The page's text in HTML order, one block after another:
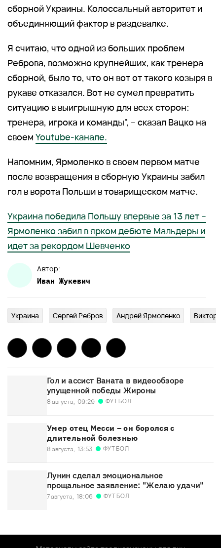
сборной Украины. Колоссальный авторитет и
объединяющий фактор в раздевалке.
Я считаю, что одной из больших проблем
Реброва, возможно крупнейших, как тренера
сборной, было то, что он вот от такого козыря в
рукаве отказался. Вот не сумел превратить
ситуацию в выигрышную для всех сторон:
тренера, игрока и команды", – сказал Вацко на
своем Youtube-канале.
Напомним, Ярмоленко в своем первом матче
после возвращения в сборную Украины забил
гол в ворота Польши в товарищеском матче.
Украина победила Польшу впервые за 13 лет –
Ярмоленко забил в ярком дебюте Мальдеры и
идет за рекордом Шевченко
Автор:
Иван Жукевич
Украина Сергей Ребров Андрей Ярмоленко Виктор
Гол и ассист Ваната в видеообзоре
упущенной победы Жироны
8 августа, 09:29 ФУТБОЛ
Умер отец Месси – он боролся с
длительной болезнью
8 августа, 13:53 ФУТБОЛ
Лунин сделал эмоциональное
прощальное заявление: "Желаю удачи"
7 августа, 18:06 ФУТБОЛ